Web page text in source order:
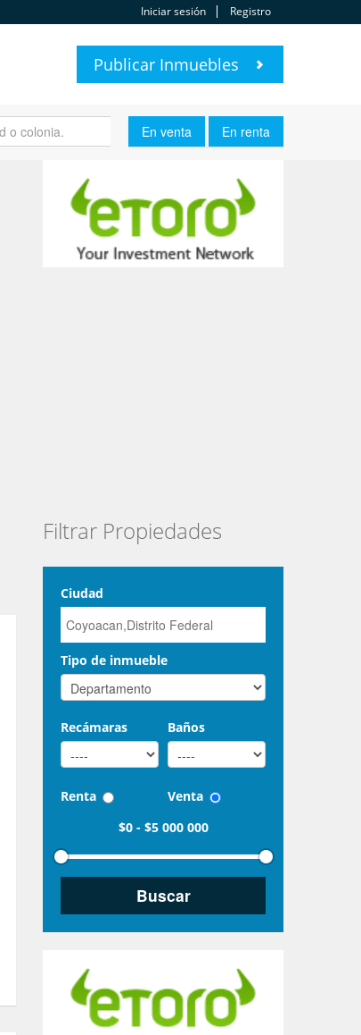
Iniciar sesión Registro
Publicar Inmuebles
Filtrar Propiedades
Ciudad
Tipo de inmueble
Recámaras Baños
Renta
Venta
$0- $5 000 000